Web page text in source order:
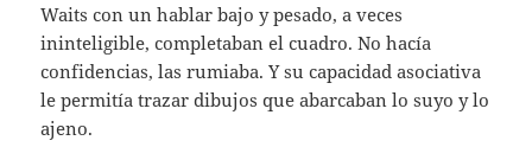
Waits con un hablar bajo y pesado, a veces
ininteligible, completaban el cuadro. No hacía
confidencias, las rumiaba. Y su capacidad asociativa
le permitía trazar dibujos que abarcaban lo suyo y lo
ajeno.